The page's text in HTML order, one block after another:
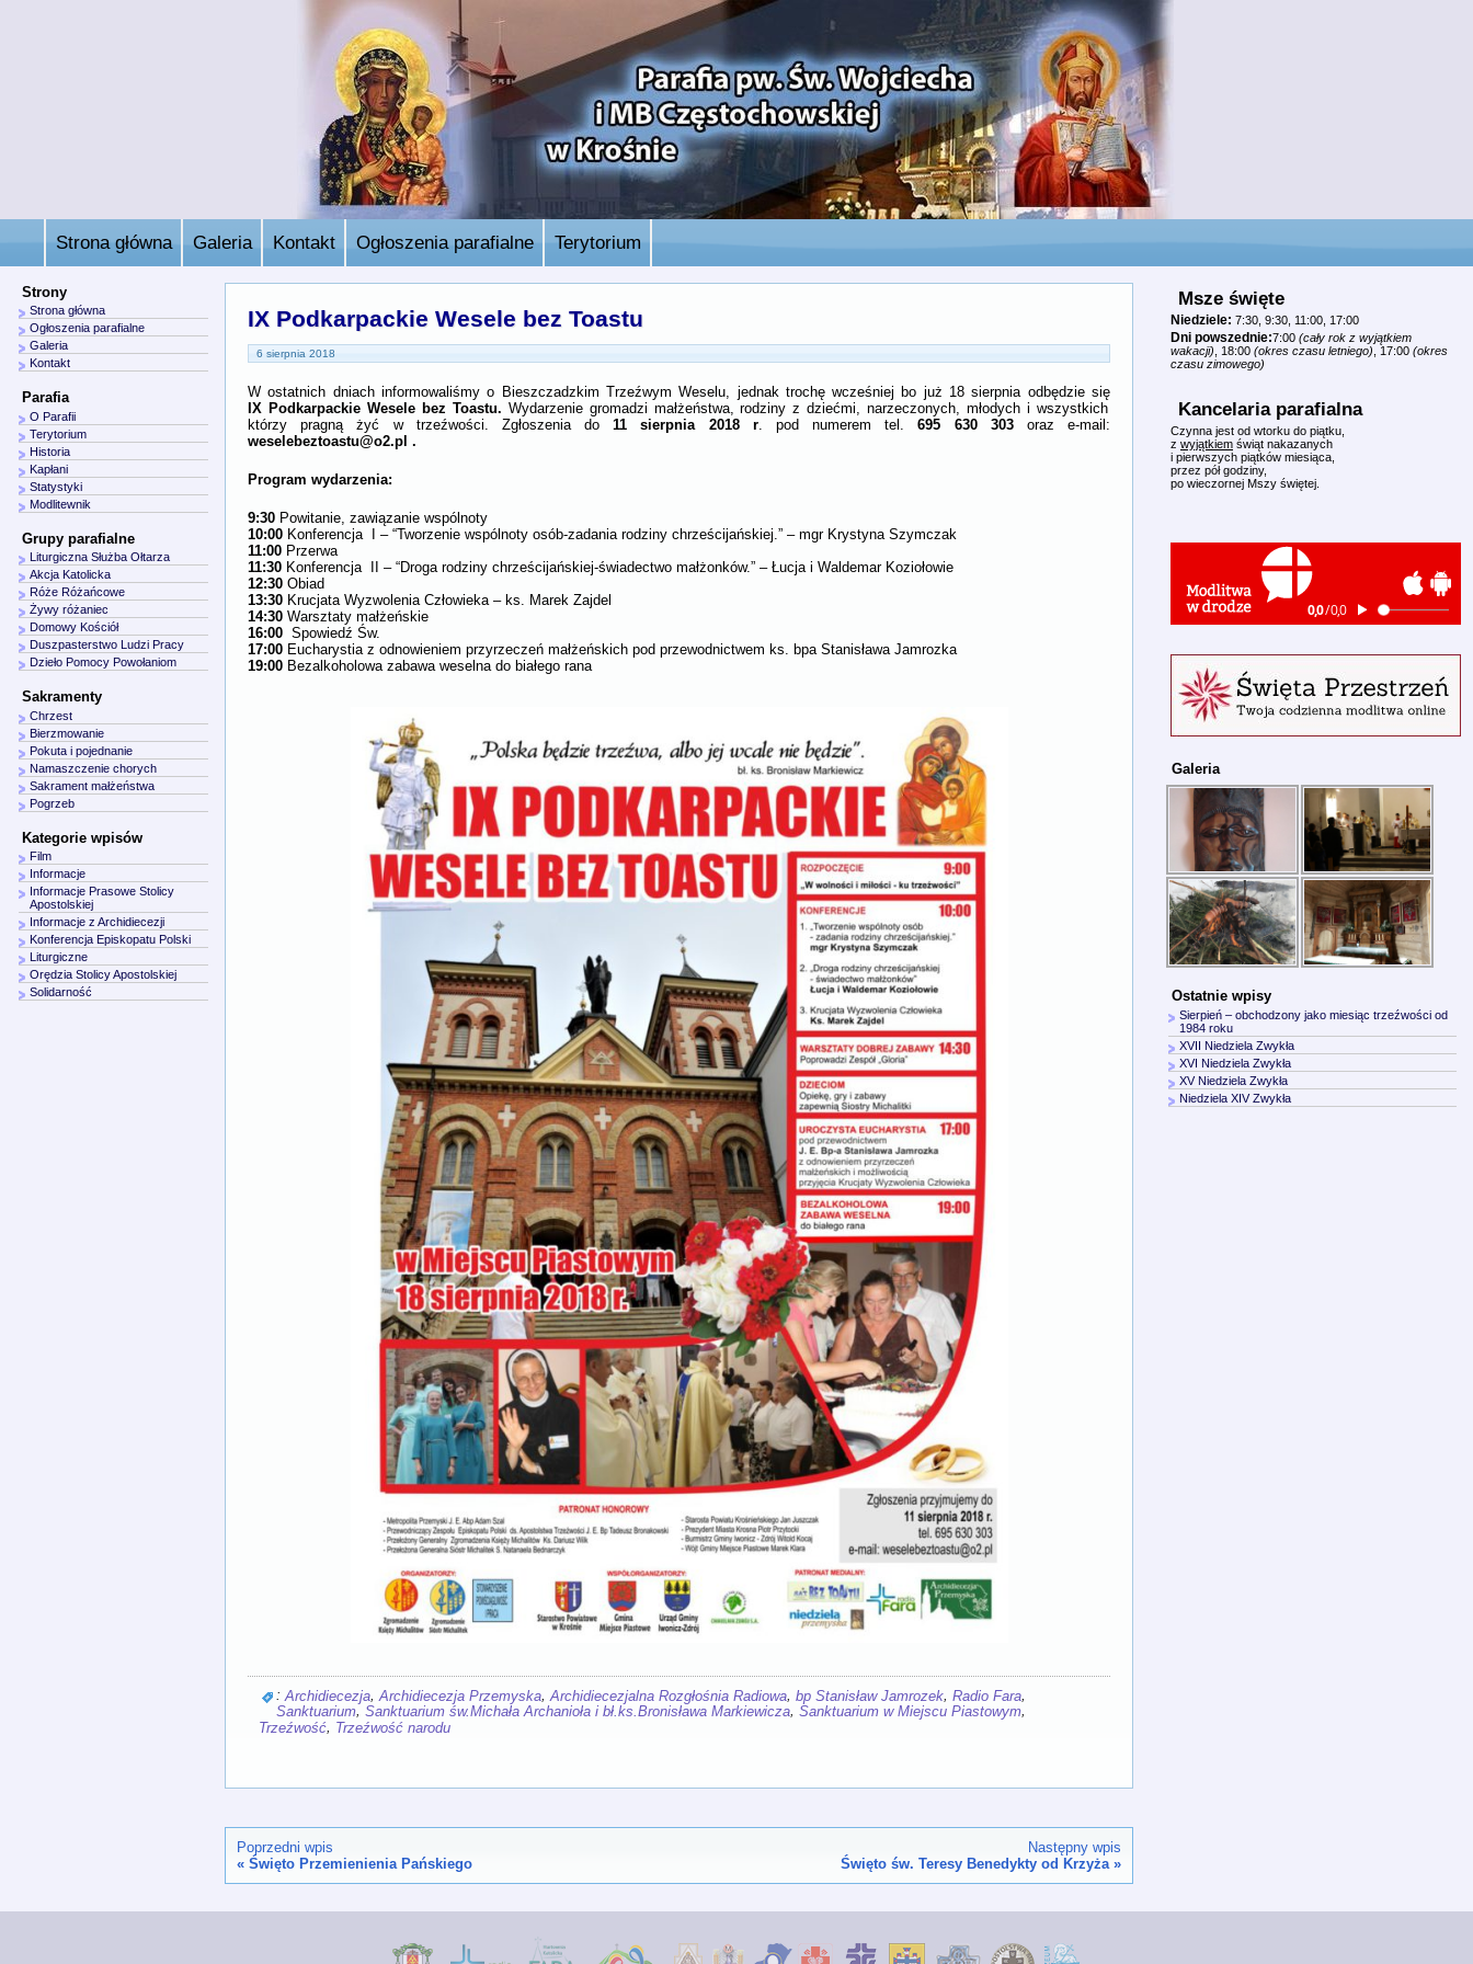
Strona główna Galeria Kontakt Ogłoszenia parafialne Terytorium
IX Podkarpackie Wesele bez Toastu
6 sierpnia 2018
W ostatnich dniach informowaliśmy o Bieszczadzkim Trzeźwym Weselu, jednak trochę wcześniej bo już 18 sierpnia odbędzie się
IX Podkarpackie Wesele bez Toastu. Wydarzenie gromadzi małżeństwa, rodziny z dziećmi, narzeczonych, młodych i wszystkich
którzy pragną żyć w trzeźwości. Zgłoszenia do11 sierpnia 2018 r. pod numerem tel.695 630 303oraz e-mail:
weselebeztoastu@o2.pl .
Program wydarzenia:
9:30 Powitanie, zawiązanie wspólnoty
10:00 Konferencja I – “Tworzenie wspólnoty osób-zadania rodziny chrześcijańskiej.” – mgr Krystyna Szymczak
11:00 Przerwa
11:30 Konferencja II – “Droga rodziny chrześcijańskiej-świadectwo małżonków.” – Łucja i Waldemar Koziołowie
12:30 Obiad
13:30 Krucjata Wyzwolenia Człowieka – ks. Marek Zajdel
14:30 Warsztaty małżeńskie
16:00 Spowiedź Św.
17:00 Eucharystia z odnowieniem przyrzeczeń małżeńskich pod przewodnictwem ks. bpa Stanisława Jamrozka
19:00 Bezalkoholowa zabawa weselna do białego rana
: Archidiecezja Archidiecezja Przemyska Archidiecezjalna Rozgłośnia Radiowa bp Stanisław Jamrozek Radio Fara
Sanktuarium, Sanktuarium św.Michała Archanioła i bł.ks.Bronisława Markiewicza, Sanktuarium w Miejscu Piastowym,
Trzeźwość, Trzeźwość narodu
Poprzedni wpis
« Święto Przemienienia Pańskiego
Następny wpis
Święto św. Teresy Benedykty od Krzyża »
Strony
Strona główna
Ogłoszenia parafialne
Galeria
Kontakt
Parafia
O Parafii
Terytorium
Historia
Kapłani
Statystyki
Modlitewnik
Grupy parafialne
Liturgiczna Służba Ołtarza
Akcja Katolicka
Róże Różańcowe
Żywy różaniec
Domowy Kościół
Duszpasterstwo Ludzi Pracy
Dzieło Pomocy Powołaniom
Sakramenty
Chrzest
Bierzmowanie
Pokuta i pojednanie
Namaszczenie chorych
Sakrament małżeństwa
Pogrzeb
Kategorie wpisów
Film
Informacje
Informacje Prasowe Stolicy
Apostolskiej
Informacje z Archidiecezji
Konferencja Episkopatu Polski
Liturgiczne
Orędzia Stolicy Apostolskiej
Solidarność
Msze święte
Niedziele: 7:30, 9:30, 11:00, 17:00
Dni powszednie:7:00 (cały rok z wyjątkiem
wakacji) , 18:00 (okres czasu letniego) , 17:00 (okres
czasu zimowego)
Kancelaria parafialna
Czynna jest od wtorku do piątku,
z wyjątkiem świąt nakazanych
i pierwszych piątków miesiąca,
przez pół godziny,
po wieczornej Mszy świętej.
Galeria
Ostatnie wpisy
Sierpień – obchodzony jako miesiąc trzeźwości od
1984 roku
XVII Niedziela Zwykła
XVI Niedziela Zwykła
XV Niedziela Zwykła
Niedziela XIV Zwykła